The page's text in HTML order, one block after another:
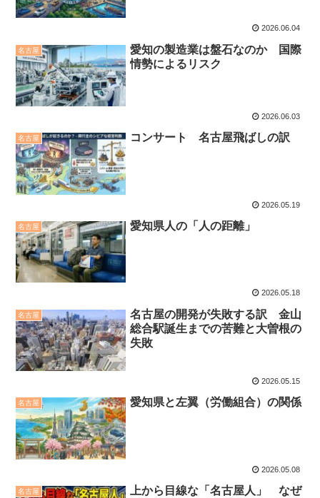
2026.06.04
名古屋
愛知の製造業は盤石なのか 国際
情勢によるリスク
2026.06.03
名古屋 コンサート 名古屋飛ばしの訳
2026.05.19
名古屋 愛知県人の「人の距離」
2026.05.18
名古屋
名古屋の開発が失敗する訳 金山
総合駅誕生までの苦難と大曽根の
失敗
2026.05.15
名古屋 愛知県と左翼（労働組合）の関係
2026.05.08
名古屋
上から目線な「名古屋人」 なぜ